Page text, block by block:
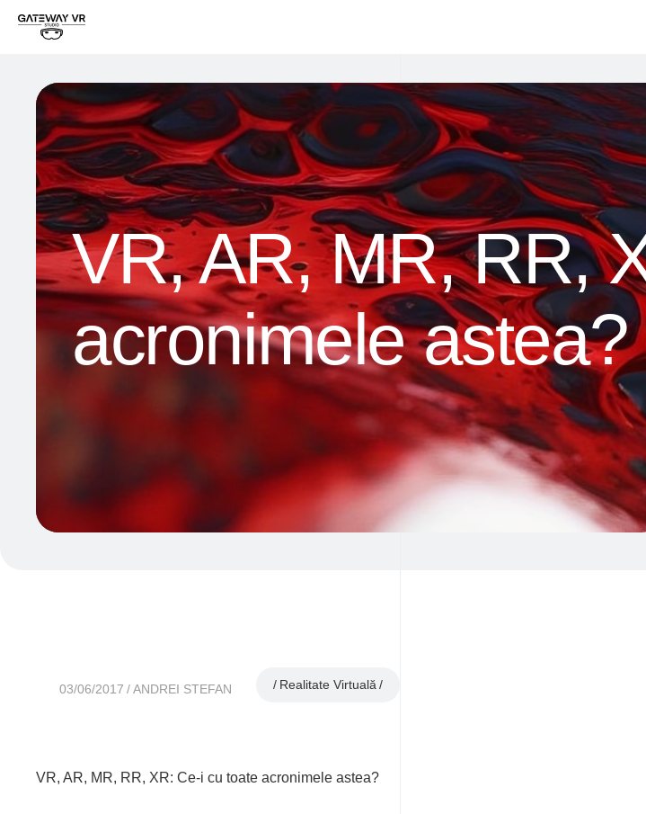
VR, AR, MR, RR,
acronimele astea?
03/06/2017 ANDREI STEFAN Realitate Virtuală
VR, AR, MR, RR, XR: Ce-i cu toate acronimele astea?